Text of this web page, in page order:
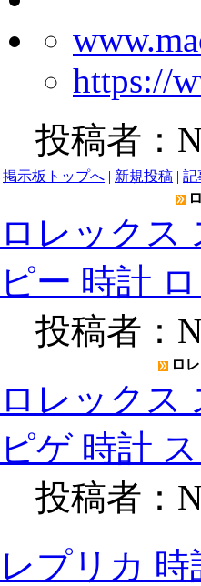
https://
投稿者：
掲示板トップへ | 新規投稿 | 記
ロレックス
ピー 時計
投稿者：
ロ
ロレックス
ピゲ 時計
投稿者：
レプリカ